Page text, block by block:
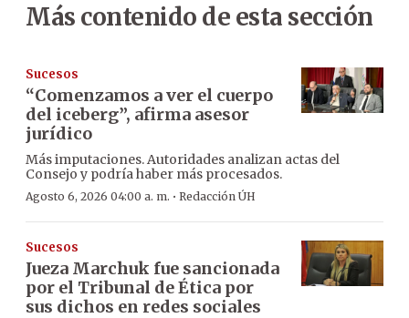
Más contenido de esta sección
Sucesos
“Comenzamos a ver el cuerpo
del iceberg”, afirma asesor
jurídico
Más imputaciones. Autoridades analizan actas del
Consejo y podría haber más procesados.
Agosto 6, 2026 04:00 a. m. · Redacción ÚH
Sucesos
Jueza Marchuk fue sancionada
por el Tribunal de Ética por
sus dichos en redes sociales